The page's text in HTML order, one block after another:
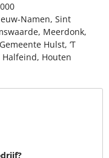
Namen, Sint
Meerdonk,
Hulst, ‘T
Halfeind, Houten